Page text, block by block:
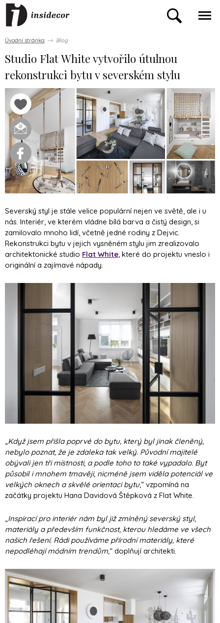
Úvodní stránka Blog
Studio Flat White vytvořilo útulnou
rekonstrukci bytu v severském stylu
Severský styl je stále velice populární nejen ve světě, ale i u
nás. Interiér, ve kterém vládne bílá barva a čistý design, si
zamilovalo mnoho lidí, včetně jedné rodiny z Dejvic.
Rekonstrukci bytu v jejich vysněném stylu jim zrealizovalo
architektonické studio Flat White, které do projektu vneslo i
originální a zajímavé nápady.
Když jsem přišla poprvé do bytu, který byl jinak členěný,
nebylo poznat, že je zdaleka tak velký. Původní majitelé
obývali jen tři místnosti, a podle toho to také vypadalo. Byt
působil i mnohem tmavěji, nicméně jsem viděla potenciál ve
velkých oknech a skvělé orientaci bytu,“ vzpomíná na
začátky projektu Hana Davidová Štěpková z Flat White.
Inspirací pro interiér nám byl již zmíněný severský styl,
materiály a především funkčnost, kterou hledáme ve všech
našich řešení. Rádi používáme přírodní materiály, které
nepodléhají módním trendům,“ doplňují architekti.